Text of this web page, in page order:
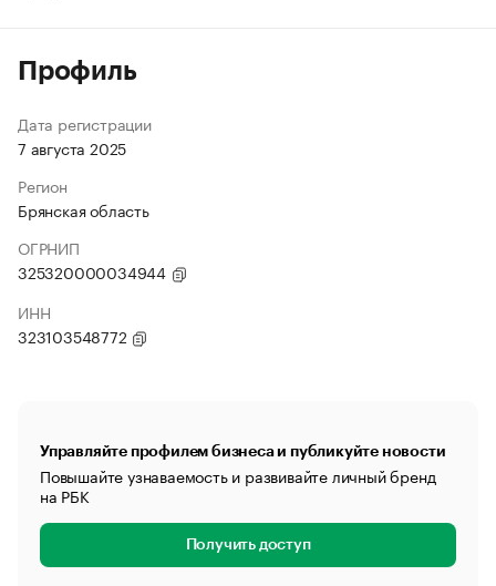
Профиль
Дата регистрации
7 августа 2025
Регион
Брянская область
ОГРНИП
325320000034944
ИНН
323103548772
Управляйте профилем бизнеса и публикуйте новости
Повышайте узнаваемость и развивайте личный бренд
на РБК
Получить доступ